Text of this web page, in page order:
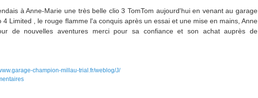
à Anne-Marie une très belle clio 3 TomTom aujourd'hui en venant au garage
4 Limited , le rouge flamme l'a conquis après un essai et une mise en mains, Anne
de nouvelles aventures merci pour sa confiance et son achat auprès de
champion-millau-trial.fr/weblog/J/